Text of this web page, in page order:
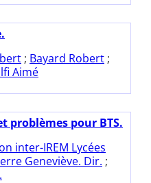
; Bayard Robert ;
Aimé
problèmes pour BTS.
inter-IREM Lycées
Geneviève. Dir. ;